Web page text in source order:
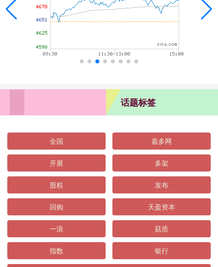
话题标签
全国 嘉多网
开展 多架
股权 发布
回购 天盈资本
一浪 菇质
指数 银行